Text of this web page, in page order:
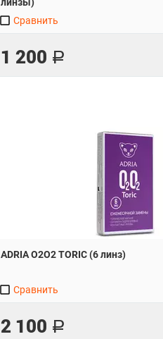
1 200 Р
Сравнить
ADRIA O2O2 TORIC (6 линз)
2 100 Р
Сравнить